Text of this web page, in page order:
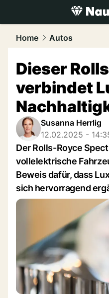
luxury.NAU.ch
Home Autos
Dieser
verbindet
Susanna Herrlig
12.02.2025 -
Der Rolls-Royce
vollelektrische
Beweis dafür, dass
sich hervorragend